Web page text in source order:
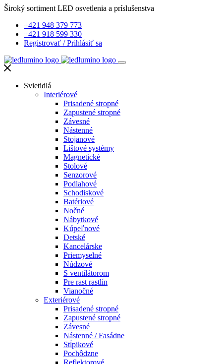
Široký sortiment LED osvetlenia a príslušenstva
+421 948 379 773
+421 918 599 330
Registrovať /Prihlásiť sa
Svietidlá
Interiérové
Prisadené stropné
Zapustené stropné
Závesné
Nástenné
Stojanové
Lištové systémy
Magnetické
Stolové
Senzorové
Podlahové
Schodiskové
Batériové
Nočné
Nábytkové
Kúpeľnové
Detské
Kancelárske
Priemyselné
Núdzové
S ventilátorom
Pre rast rastlín
Vianočné
Exteriérové
Prisadené stropné
Zapustené stropné
Závesné
Nástenné / Fasádne
Stĺpikové
Pochôdzne
Reflektorové